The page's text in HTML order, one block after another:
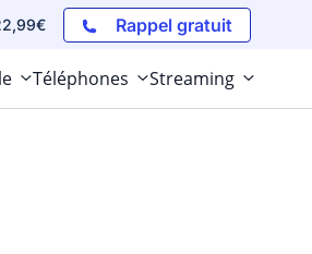
Rappel gratuit
Téléphones Streaming